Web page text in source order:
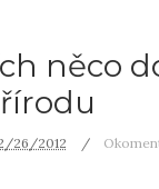
něco
26/2012